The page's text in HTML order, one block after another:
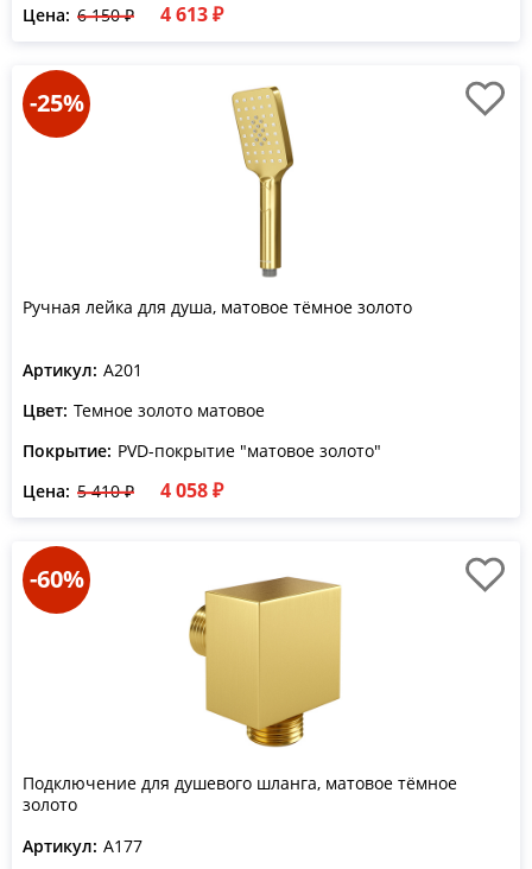
Цена: 6 150 ₽ 4 613 ₽
-25%
Ручная лейка для душа, матовое тёмное золото
Артикул: A201
Цвет: Темное золото матовое
Покрытие: PVD-покрытие "матовое золото"
Цена: 5 410 ₽ 4 058 ₽
-60%
Подключение для душевого шланга, матовое тёмное
золото
Артикул: A177